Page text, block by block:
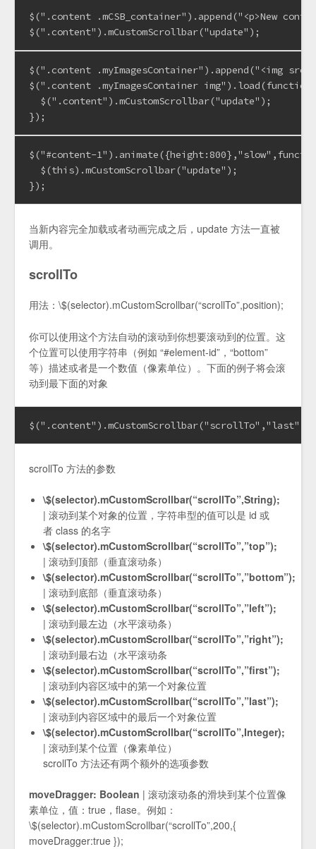
$(".content .mCSB_container").append("<p>New
$(".content").mCustomScrollbar("update");
$(".content .myImagesContainer").append("<img
$(".content .myImagesContainer
  $(".content").mCustomScrollbar("update");
});
$("#content-
  $(this).mCustomScrollbar("update");
});
当新内容完全加载或者动画完成之后，update 方法一直被
调用。
scrollTo
用法：\$(selector).mCustomScrollbar(“scrollTo”,position);
你可以使用这个方法自动的滚动到你想要滚动到的位置。这
个位置可以使用字符串（例如 “#element-id”，“bottom”
等）描述或者是一个数值（像素单位）。下面的例子将会滚
动到最下面的对象
$(".content").mCustomScrollbar("scrollTo","last");
scrollTo 方法的参数
\$(selector).mCustomScrollbar(“scrollTo”,String);
| 滚动到某个对象的位置，字符串型的值可以是 id 或
者 class 的名字
\$(selector).mCustomScrollbar(“scrollTo”,”top”);
| 滚动到顶部（垂直滚动条）
\$(selector).mCustomScrollbar(“scrollTo”,”bottom”);
| 滚动到底部（垂直滚动条）
\$(selector).mCustomScrollbar(“scrollTo”,”left”);
| 滚动到最左边（水平滚动条）
\$(selector).mCustomScrollbar(“scrollTo”,”right”);
| 滚动到最右边（水平滚动条
\$(selector).mCustomScrollbar(“scrollTo”,”first”);
| 滚动到内容区域中的第一个对象位置
\$(selector).mCustomScrollbar(“scrollTo”,”last”);
| 滚动到内容区域中的最后一个对象位置
\$(selector).mCustomScrollbar(“scrollTo”,Integer);
| 滚动到某个位置（像素单位）
scrollTo 方法还有两个额外的选项参数
moveDragger: Boolean | 滚动滚动条的滑块到某个位置像
素单位，值：true，flase。例如：
\$(selector).mCustomScrollbar(“scrollTo”,200,{
moveDragger:true });